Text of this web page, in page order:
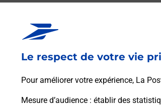
Le respect de votre vie
Pour améliorer votre expérience, La
Mesure d’audience : établir des
dans vos bureaux de Poste à